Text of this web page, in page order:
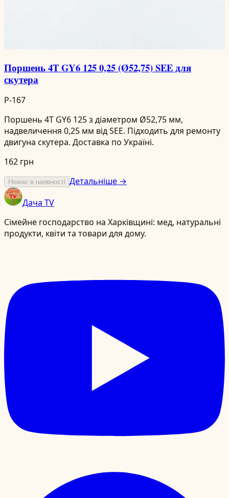
Поршень 4T GY6 125 0,25 (Ø52,75) SEE для
скутера
P-167
Поршень 4T GY6 125 з діаметром Ø52,75 мм,
надвеличення 0,25 мм від SEE. Підходить для ремонту
двигуна скутера. Доставка по Україні.
162 грн
Немає в наявності Детальніше →
Дача TV
Сімейне господарство на Харківщині: мед, натуральні
продукти, квіти та товари для дому.